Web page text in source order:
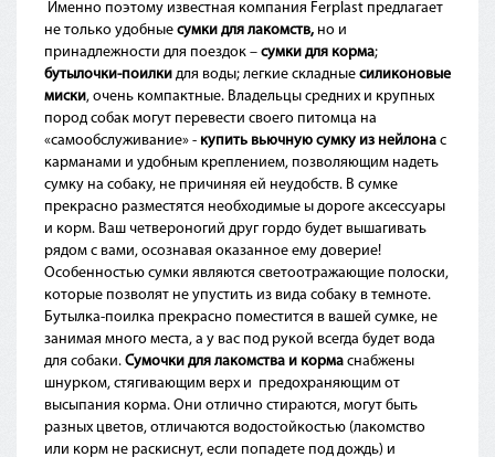
Именно поэтому известная компания Ferplast предлагает
не только удобные сумки для лакомств, но и
принадлежности для поездок – сумки для корма;
бутылочки-поилки для воды; легкие складные силиконовые
миски, очень компактные. Владельцы средних и крупных
пород собак могут перевести своего питомца на
«самообслуживание» - купить вьючную сумку из нейлона с
карманами и удобным креплением, позволяющим надеть
сумку на собаку, не причиняя ей неудобств. В сумке
прекрасно разместятся необходимые ы дороге аксессуары
и корм. Ваш четвероногий друг гордо будет вышагивать
рядом с вами, осознавая оказанное ему доверие!
Особенностью сумки являются светоотражающие полоски,
которые позволят не упустить из вида собаку в темноте.
Бутылка-поилка прекрасно поместится в вашей сумке, не
занимая много места, а у вас под рукой всегда будет вода
для собаки. Сумочки для лакомства и корма снабжены
шнурком, стягивающим верх и предохраняющим от
высыпания корма. Они отлично стираются, могут быть
разных цветов, отличаются водостойкостью (лакомство
или корм не раскиснут, если попадете под дождь) и